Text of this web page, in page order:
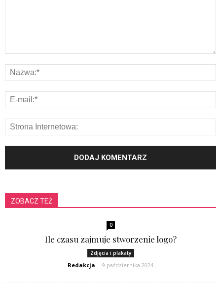
ZOBACZ TEŻ
0
Ile czasu zajmuje stworzenie logo?
Zdjęcia i plakaty
Redakcja - 9 października 2024